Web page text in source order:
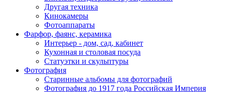
Другая техника
Кинокамеры
Фотоаппараты
Фарфор, фаянс, керамика
Интерьер - дом, сад, кабинет
Кухонная и столовая посуда
Статуэтки и скульптуры
Фотография
Старинные альбомы для фотографий
Фотография до 1917 года Российская Империя